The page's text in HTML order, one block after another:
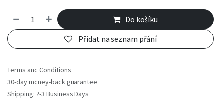
Do košíku
Přidat na seznam přání
Terms and Conditions
30-day money-back guarantee
Shipping: 2-3 Business Days